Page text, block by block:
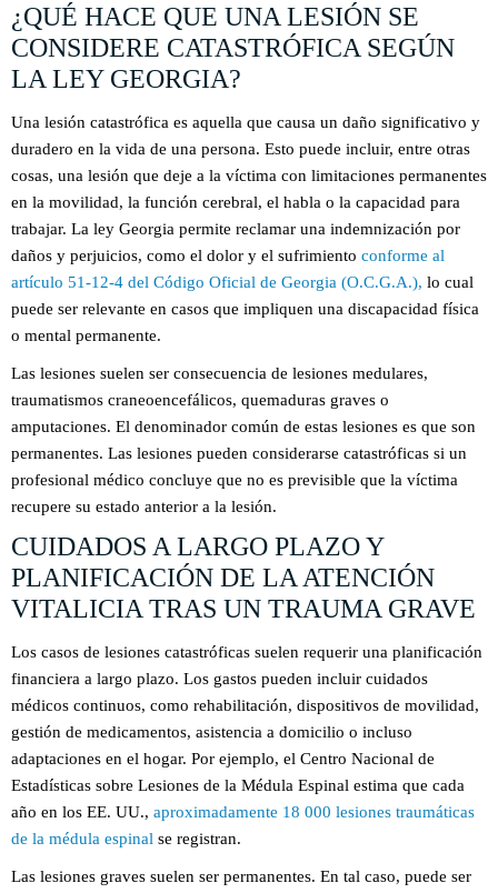
¿QUÉ HACE QUE UNA LESIÓN SE
CONSIDERE CATASTRÓFICA SEGÚN
LA LEY GEORGIA?
Una lesión catastrófica es aquella que causa un daño significativo y
duradero en la vida de una persona. Esto puede incluir, entre otras
cosas, una lesión que deje a la víctima con limitaciones permanentes
en la movilidad, la función cerebral, el habla o la capacidad para
trabajar. La ley Georgia permite reclamar una indemnización por
daños y perjuicios, como el dolor y el sufrimiento conforme al
artículo 51-12-4 del Código Oficial de Georgia (O.C.G.A.), lo cual
puede ser relevante en casos que impliquen una discapacidad física
o mental permanente.
Las lesiones suelen ser consecuencia de lesiones medulares,
traumatismos craneoencefálicos, quemaduras graves o
amputaciones. El denominador común de estas lesiones es que son
permanentes. Las lesiones pueden considerarse catastróficas si un
profesional médico concluye que no es previsible que la víctima
recupere su estado anterior a la lesión.
CUIDADOS A LARGO PLAZO Y
PLANIFICACIÓN DE LA ATENCIÓN
VITALICIA TRAS UN TRAUMA GRAVE
Los casos de lesiones catastróficas suelen requerir una planificación
financiera a largo plazo. Los gastos pueden incluir cuidados
médicos continuos, como rehabilitación, dispositivos de movilidad,
gestión de medicamentos, asistencia a domicilio o incluso
adaptaciones en el hogar. Por ejemplo, el Centro Nacional de
Estadísticas sobre Lesiones de la Médula Espinal estima que cada
año en los EE. UU., aproximadamente 18 000 lesiones traumáticas
de la médula espinal se registran.
Las lesiones graves suelen ser permanentes. En tal caso, puede ser